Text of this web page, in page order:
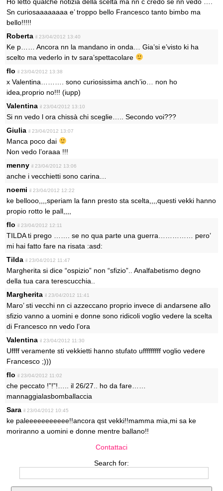
Sn curiosaaaaaaaa e’ troppo bello Francesco tanto bimbo ma
bello!!!!!
Roberta il 23/04/2012 13:40
Ke p…… Ancora nn la mandano in onda… Gia’si e’visto ki ha
scelto ma vederlo in tv sara’spettacolare
flo il 23/04/2012 13:38
x Valentina………. sono curiosissima anch’io… non ho
idea,proprio no!!! (iupp)
Valentina il 23/04/2012 13:10
Si nn vedo l ora chissà chi sceglie….. Secondo voi???
Giulia il 23/04/2012 13:07
Manca poco dai
Non vedo l’oraaa !!!
menny il 23/04/2012 13:06
anche i vecchietti sono carina…
noemi il 23/04/2012 12:22
ke bellooo,,,,speriam la fann presto sta scelta,,,,questi vekki hanno
propio rotto le pall,,,,
flo il 23/04/2012 12:11
TILDA ti prego ……. se no qua parte una guerra…………… pero’
mi hai fatto fare na risata :asd:
Tilda il 23/04/2012 11:47
Margherita si dice “ospizio” non “sfizio”.. Analfabetismo degno
della tua cara terescucchia..
Margherita il 23/04/2012 11:41
Maro’ sti vecchi nn ci azzeccano proprio invece di andarsene allo
sfizio vanno a uomini e donne sono ridicoli voglio vedere la scelta
di Francesco nn vedo l’ora
Valentina il 23/04/2012 11:30
Uffff veramente sti vekkietti hanno stufato ufffffffff voglio vedere
Francesco ;)))
flo il 23/04/2012 11:02
che peccato !”!”!….. il 26/27.. ho da fare……
mannaggialasbomballaccia
Sara il 23/04/2012 10:45
ke paleeeeeeeeeee!!ancora qst vekki!!mamma mia,mi sa ke
moriranno a uomini e donne mentre ballano!!
Contattaci
Search for: